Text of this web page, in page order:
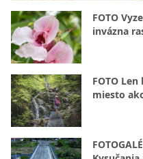
FOTO
invázna
FOTO
miesto